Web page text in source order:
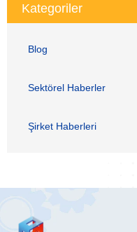
Kategoriler
Blog
Sektörel Haberler
Şirket Haberleri